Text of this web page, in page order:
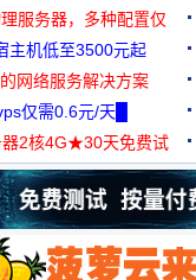
服务器，多种配置仅
主机低至3500元起
网络服务解决方案
仅需0.6元/天█
2核4G★30天免费试
告，理性选择